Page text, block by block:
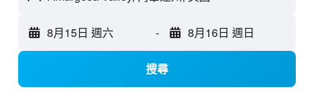
8月15日 週六 - 8月16日 週日
搜尋